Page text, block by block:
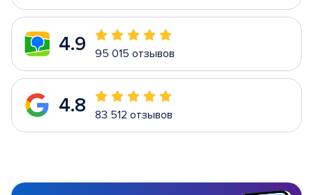
4.9 95 015 отзывов
4.8 83 512 отзывов